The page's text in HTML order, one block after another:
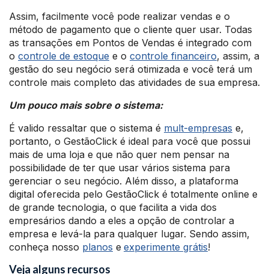
Assim, facilmente você pode realizar vendas e o
método de pagamento que o cliente quer usar. Todas
as transações em Pontos de Vendas é integrado com
o controle de estoque e o controle financeiro, assim, a
gestão do seu negócio será otimizada e você terá um
controle mais completo das atividades de sua empresa.
Um pouco mais sobre o sistema:
É valido ressaltar que o sistema é mult-empresas e,
portanto, o GestãoClick é ideal para você que possui
mais de uma loja e que não quer nem pensar na
possibilidade de ter que usar vários sistema para
gerenciar o seu negócio. Além disso, a plataforma
digital oferecida pelo GestãoClick é totalmente online e
de grande tecnologia, o que facilita a vida dos
empresários dando a eles a opção de controlar a
empresa e levá-la para qualquer lugar. Sendo assim,
conheça nosso planos e experimente grátis!
Veja alguns recursos